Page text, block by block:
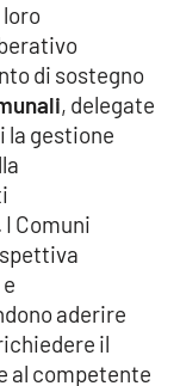
loro
di sostegno
, delegate
la gestione
Comuni
aderire
il
al competente